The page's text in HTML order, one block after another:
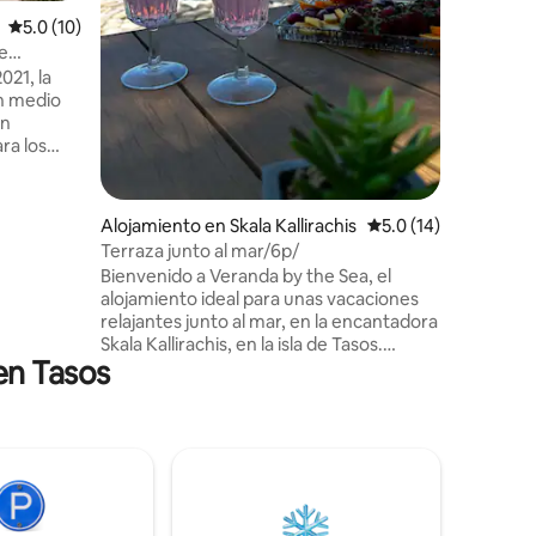
Calificación promedio: 5.0 de 5, 10 reseñas
5.0 (10)
la
medio
los
Alojamiento en Skala Kallirachis Calificación
5.0 (14)
Terraza junto al mar/6p/
Bienvenido a Veranda by the Sea, el
alojamiento ideal para unas vacaciones
relajantes junto al mar, en la encantadora
Skala Kallirachis, en la isla de Tasos.
Nuestra casa tiene capacidad para 6
personas y ofrece dos dormitorios, una
cocina en la barbacoa. Los servicios
incluyen wifi, aire acondicionado,
Tasos